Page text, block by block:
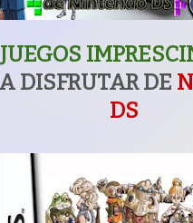
DISFRUTAR DE
DS